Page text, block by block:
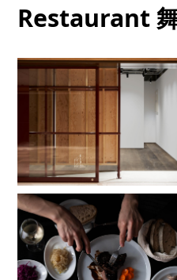
Restaurant